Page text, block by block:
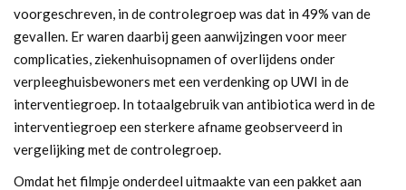
voorgeschreven, in de controlegroep was dat in 49% van de
gevallen. Er waren daarbij geen aanwijzingen voor meer
complicaties, ziekenhuisopnamen of overlijdens onder
verpleeghuisbewoners met een verdenking op UWI in de
interventiegroep. In totaalgebruik van antibiotica werd in de
interventiegroep een sterkere afname geobserveerd in
vergelijking met de controlegroep.
Omdat het filmpje onderdeel uitmaakte van een pakket aan